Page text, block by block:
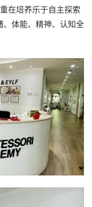
在培养乐于自主探索
、体能、精神、认知全